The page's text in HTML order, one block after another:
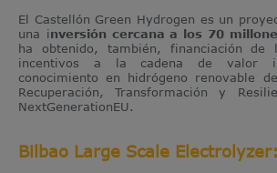
El Castellón Green Hydrogen es un
una inversión cercana a los 70
ha obtenido, también, financiación de
incentivos a la cadena de valor
conocimiento en hidrógeno renovable
Recuperación, Transformación y
NextGenerationEU.
Bilbao Large Scale